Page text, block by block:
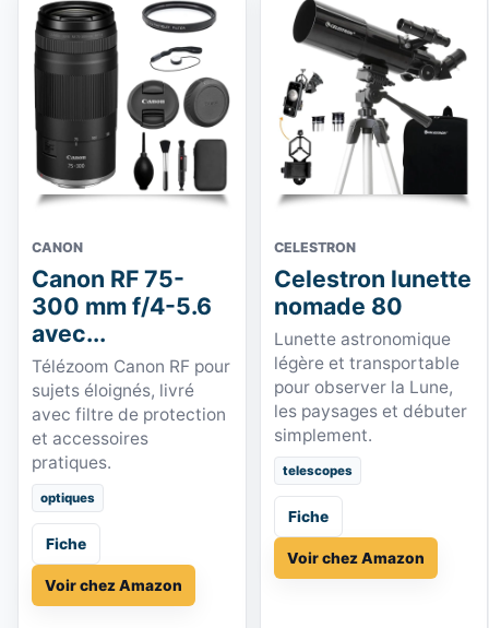
CANON
Canon RF 75-
300 mm f/4-5.6
avec...
Télézoom Canon RF pour
sujets éloignés, livré
avec filtre de protection
et accessoires
pratiques.
optiques
Fiche
Voir chez Amazon
CELESTRON
Celestron lunette
nomade 80
Lunette astronomique
légère et transportable
pour observer la Lune,
les paysages et débuter
simplement.
telescopes
Fiche
Voir chez Amazon